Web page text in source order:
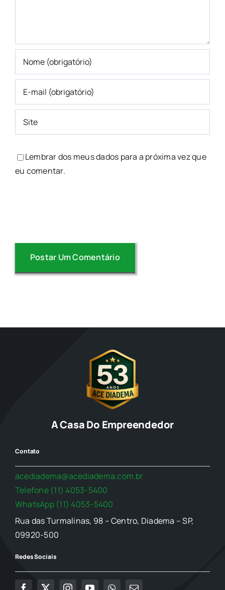
Lembrar dos meus dados para a próxima vez que
eu comentar.
A Casa Do Empreendedor
Contato
acediadema@acediadema.com.br
Telefone (11) 4053-5400
WhatsApp (11) 4053-5400
Rua das Turmalinas, 98 – Centro, Diadema – SP,
09920-500
Redes Sociais